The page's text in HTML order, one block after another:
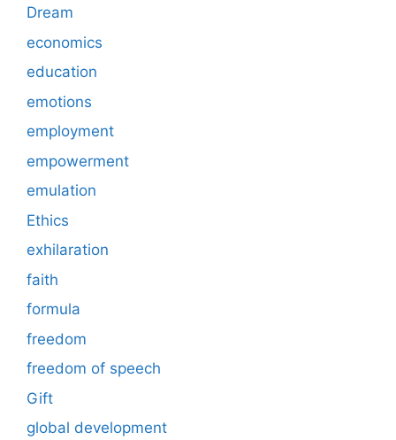
Dream
economics
education
emotions
employment
empowerment
emulation
Ethics
exhilaration
faith
formula
freedom
freedom of speech
Gift
global development